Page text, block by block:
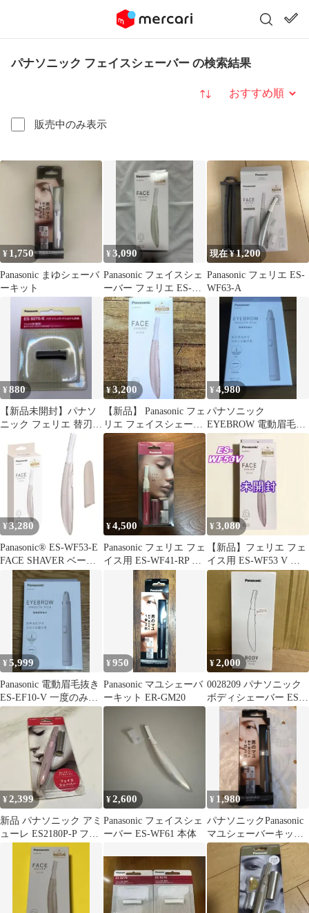
パナソニック フェイスシェーバー の検索結果
販売中のみ表示
並び替え
¥ 1,750
Panasonic まゆシェーバ
ーキット
¥3,090
Panasonic フェイスシェ
ーバー フェリエ ES-
WF53-G
現在 ¥1,200
Panasonic フェリエ ES-
WF63-A
¥880
【新品未開封】パナソ
ニック フェリエ 替刃
ES9275-K フェイスシェ
ーバー
¥3,200
【新品】 Panasonic フェ
リエ フェイスシェーバ
ー ES-WF53-E
¥4,980
パナソニック
EYEBROW 電動眉毛抜
き
¥ 3,280
Panasonic® ES-WF53-E
FACE SHAVER ベージ
¥4,500
Panasonic フェリエ フェ
イス用 ES-WF41-RP ル
ージュピンク
¥3,080
【新品】フェリエ フェ
イス用 ES-WF53 V バ
イオレット パナソニッ
¥5,999
Panasonic 電動眉毛抜き
ES-EF10-V 一度のみ使
用 美品 電池付
¥950
Panasonic マユシェーバ
ーキット ER-GM20
¥2,000
0028209 パナソニック
ボディシェーバー ES-
NWRF2-H
¥2,399
新品 パナソニック アミ
ューレ ES2180P-P フェ
イスシェーバー
¥2,600
Panasonic フェイスシェ
ーバー ES-WF61 本体
¥ 1,980
パナソニックPanasonic
マユシェーバーキット
ER-GM20